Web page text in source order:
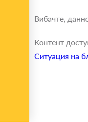
Вибачте,
Контент
Ситуация на